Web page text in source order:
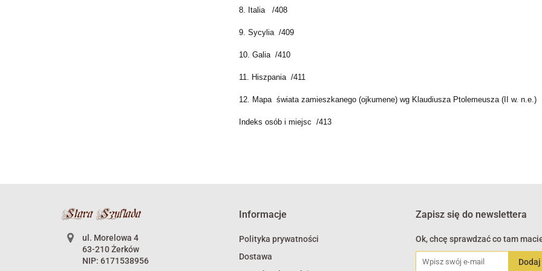
8. Italia /408
9. Sycylia /409
10. Galia /410
11. Hiszpania /411
12. Mapa świata zamieszkanego (ojkumene) wg Klaudiusza Ptolemeusza (II w.
Indeks osób i miejsc /413
ul. Morelowa 4
63-210 Żerków
NIP: 6171538956
Informacje
Polityka prywatności
Dostawa
Zapisz się do newslettera
Ok, chcę sprawdzać co tam